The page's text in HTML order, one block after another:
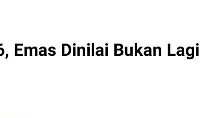
Emas Dinilai Bukan Lagi